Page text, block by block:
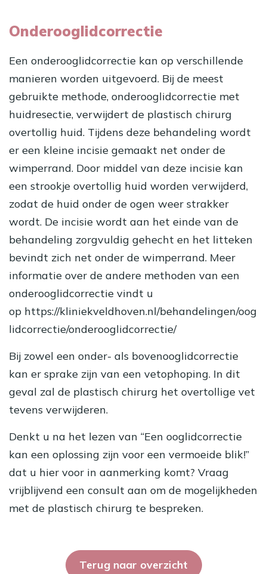
Onderooglidcorrectie
Een onderooglidcorrectie kan op verschillende
manieren worden uitgevoerd. Bij de meest
gebruikte methode, onderooglidcorrectie met
huidresectie, verwijdert de plastisch chirurg
overtollig huid. Tijdens deze behandeling wordt
er een kleine incisie gemaakt net onder de
wimperrand. Door middel van deze incisie kan
een strookje overtollig huid worden verwijderd,
zodat de huid onder de ogen weer strakker
wordt. De incisie wordt aan het einde van de
behandeling zorgvuldig gehecht en het litteken
bevindt zich net onder de wimperrand. Meer
informatie over de andere methoden van een
onderooglidcorrectie vindt u
op https://kliniekveldhoven.nl/behandelingen/oog
lidcorrectie/onderooglidcorrectie/
Bij zowel een onder- als bovenooglidcorrectie
kan er sprake zijn van een vetophoping. In dit
geval zal de plastisch chirurg het overtollige vet
tevens verwijderen.
Denkt u na het lezen van “Een ooglidcorrectie
kan een oplossing zijn voor een vermoeide blik!”
dat u hier voor in aanmerking komt? Vraag
vrijblijvend een consult aan om de mogelijkheden
met de plastisch chirurg te bespreken.
Terug naar overzicht